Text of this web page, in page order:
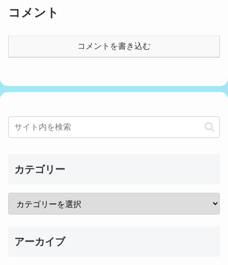
コメント
コメントを書き込む
カテゴリー
アーカイブ